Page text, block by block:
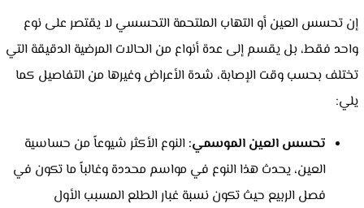
إن تحسس العين أو التهاب الملتحمة التحسسي لا يقتصر على نوع
واحد فقط، بل يقسم إلى عدة أنواع من الحالات المرضية الدقيقة التي
تختلف بحسب وقت الإصابة، شدة الأعراض وغيرها من التفاصيل كما
يلي:
تحسس العين الموسمي: النوع الأكثر شيوعاً من حساسية
العين، يحدث هذا النوع في مواسم محددة وغالباً ما تكون في
فصل الربيع حيث تكون نسبة غبار الطلع المسبب الأول